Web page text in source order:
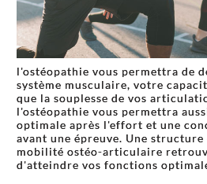
l'ostéopathie vous permettra de
système musculaire, votre
que la souplesse de vos
l'ostéopathie vous permettra
optimale après l'effort et une
avant une épreuve. Une
mobilité ostéo-articulaire
d'atteindre vos fonctions